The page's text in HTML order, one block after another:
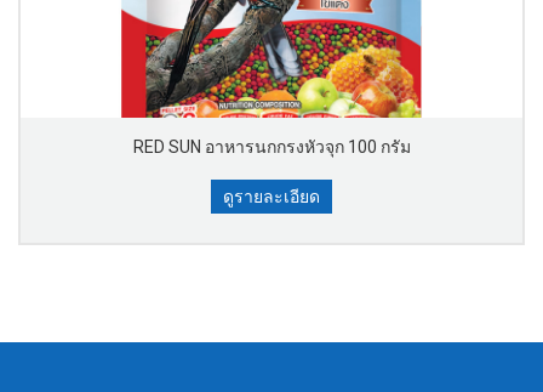
RED SUN อาหารนกกรงหัวจุก 100 กรัม
ดูรายละเอียด